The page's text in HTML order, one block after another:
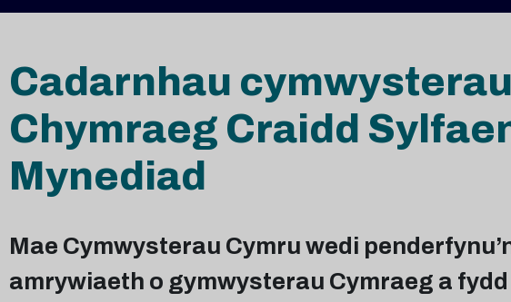
Cadarnhau
Chymraeg Craidd
Mynediad
Mae Cymwysterau Cymru wedi
amrywiaeth o gymwysterau Cymraeg a